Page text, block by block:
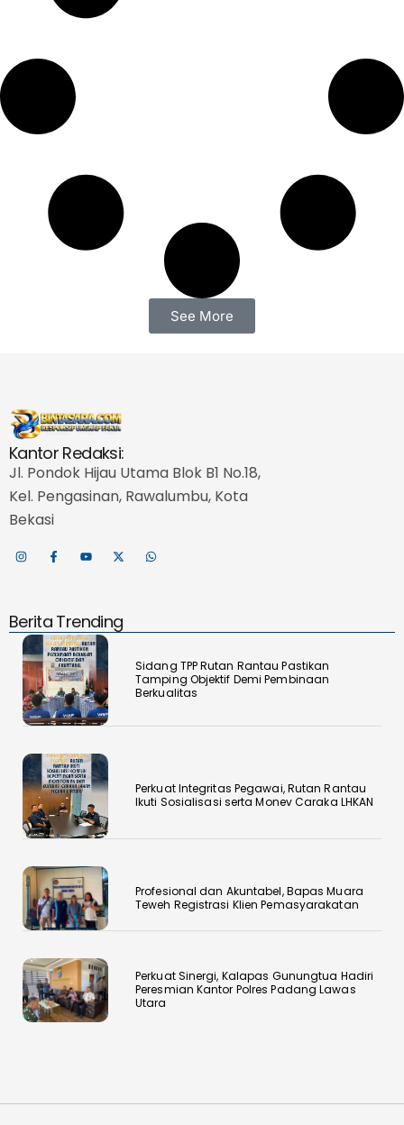
See More
Kantor Redaksi:
Jl. Pondok Hijau Utama Blok B1 No.18,
Kel. Pengasinan, Rawalumbu, Kota
Bekasi
Berita Trending
Sidang TPP Rutan Rantau Pastikan
Tamping Objektif Demi Pembinaan
Berkualitas
Perkuat Integritas Pegawai, Rutan Rantau
Ikuti Sosialisasi serta Monev Caraka LHKAN
‎Profesional dan Akuntabel, Bapas Muara
Teweh Registrasi Klien Pemasyarakatan
Perkuat Sinergi, Kalapas Gunungtua Hadiri
Peresmian Kantor Polres Padang Lawas
Utara